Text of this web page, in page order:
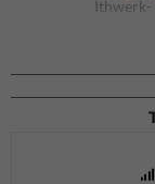
Ithwerk-
DAV Kletter- &